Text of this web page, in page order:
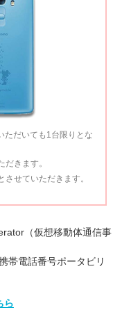
ただいても1台限りとな
きます。
せていただきます。
（仮想移動体通信事
電話番号ポータビリ
ら